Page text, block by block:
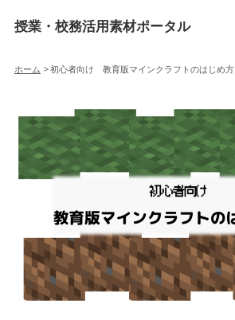
授業・校務活用素材ポータル
ホーム >初心者向け 教育版マインクラフトのはじめ方